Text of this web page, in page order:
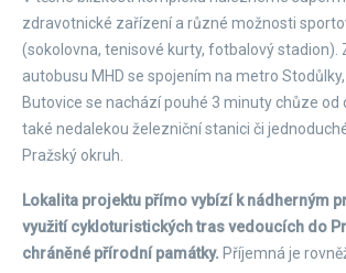
zdravotnické zařízení a různé možnosti
(sokolovna, tenisové kurty, fotbalový stadion).
autobusu MHD se spojením na metro
Butovice se nachází pouhé 3 minuty chůze od
také nedalekou železniční stanici či
Pražský okruh.
Lokalita projektu přímo vybízí k nádherným
využití cykloturistických tras vedoucích do
chráněné přírodní památky. Příjemná je